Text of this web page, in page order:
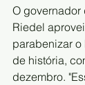
O governador
Riedel
parabenizar
de história,
dezembro.